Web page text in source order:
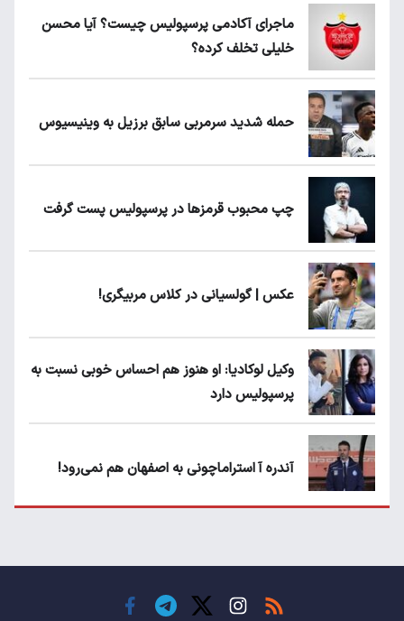
ماجرای آکادمی پرسپولیس چیست؟ آیا محسن
خلیلی تخلف کرده؟
حمله شدید سرمربی سابق برزیل به وینیسیوس
چپ محبوب قرمزها در پرسپولیس پست گرفت
عکس | گولسیانی در کلاس مربیگری!
وکیل لوکادیا: او هنوز هم احساس خوبی نسبت به
پرسپولیس دارد
آندره آ استراماچونی به اصفهان هم نمی‌رود!
حسن روی هوا!